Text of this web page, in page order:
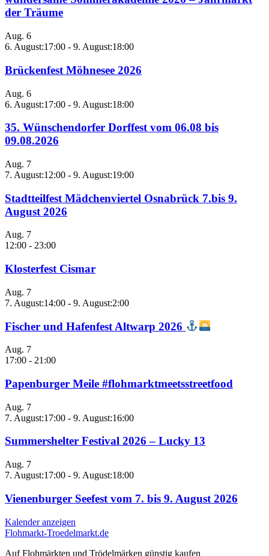
der Träume
Aug. 6
6. August:17:00 - 9. August:18:00
Brückenfest Möhnesee 2026
Aug. 6
6. August:17:00 - 9. August:18:00
35. Wünschendorfer Dorffest vom 06.08 bis
09.08.2026
Aug. 7
7. August:12:00 - 9. August:19:00
Stadtteilfest Mädchenviertel Osnabrück 7.bis 9.
August 2026
Aug. 7
12:00 - 23:00
Klosterfest Cismar
Aug. 7
7. August:14:00 - 9. August:2:00
Fischer und Hafenfest Altwarp 2026
Aug. 7
17:00 - 21:00
Papenburger Meile #flohmarktmeetsstreetfood
Aug. 7
7. August:17:00 - 9. August:16:00
Summershelter Festival 2026 – Lucky 13
Aug. 7
7. August:17:00 - 9. August:18:00
Vienenburger Seefest vom 7. bis 9. August 2026
Kalender anzeigen
Flohmarkt-Troedelmarkt.de
Auf Flohmärkten und Trödelmärken günstig kaufen